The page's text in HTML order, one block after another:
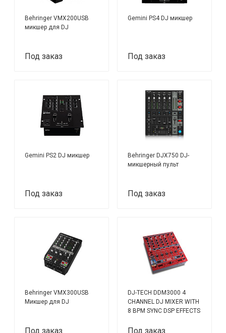
Behringer VMX200USB
микшер для DJ
Под заказ
Gemini PS4 DJ микшер
Под заказ
Gemini PS2 DJ микшер
Под заказ
Behringer DJX750 DJ-
микшерный пульт
Под заказ
Behringer VMX300USB
Микшер для DJ
Под заказ
DJ-TECH DDM3000 4
CHANNEL DJ MIXER WITH
8 BPM SYNC DSP EFFECTS
канала,цифрв эффект
Под заказ